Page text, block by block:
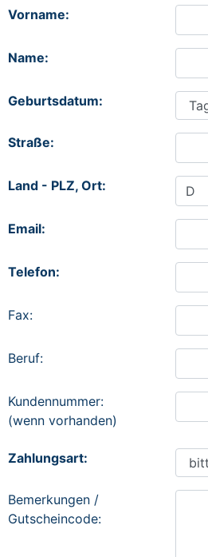
Vorname:
Name:
Geburtsdatum:
Straße:
Land - PLZ, Ort:
Email:
Telefon:
Fax:
Beruf:
Kundennummer:
(wenn vorhanden)
Zahlungsart:
Bemerkungen /
Gutscheincode: